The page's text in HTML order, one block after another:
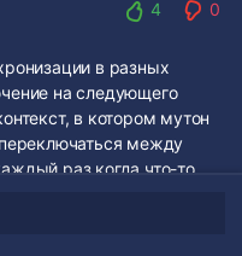
4
0
в разных
на следующего
в котором мутон
между
раз когда что-то